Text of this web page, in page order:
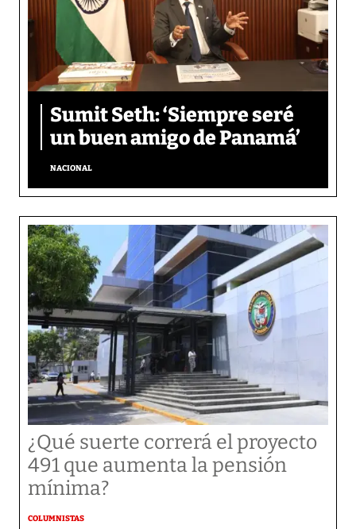
Sumit Seth: ‘Siempre seré
un buen amigo de Panamá’
NACIONAL
¿Qué suerte correrá el proyecto
491 que aumenta la pensión
mínima?
COLUMNISTAS